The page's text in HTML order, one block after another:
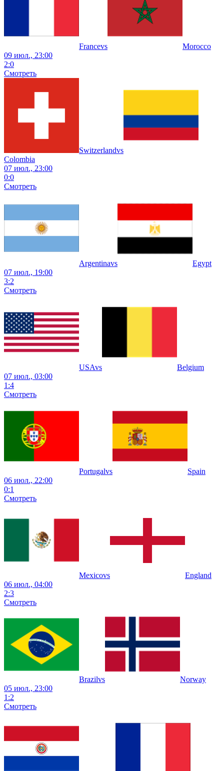
Francevs
Morocco
09 июл., 23:00
2:0
Смотреть
Switzerlandvs
Colombia
07 июл., 23:00
0:0
Смотреть
Argentinavs
Egypt
07 июл., 19:00
3:2
Смотреть
USAvs
Belgium
07 июл., 03:00
1:4
Смотреть
Portugalvs
Spain
06 июл., 22:00
0:1
Смотреть
Mexicovs
England
06 июл., 04:00
2:3
Смотреть
Brazilvs
Norway
05 июл., 23:00
1:2
Смотреть